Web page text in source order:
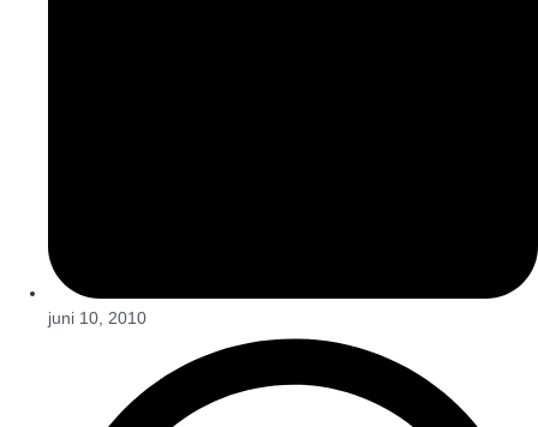
juni 10, 2010